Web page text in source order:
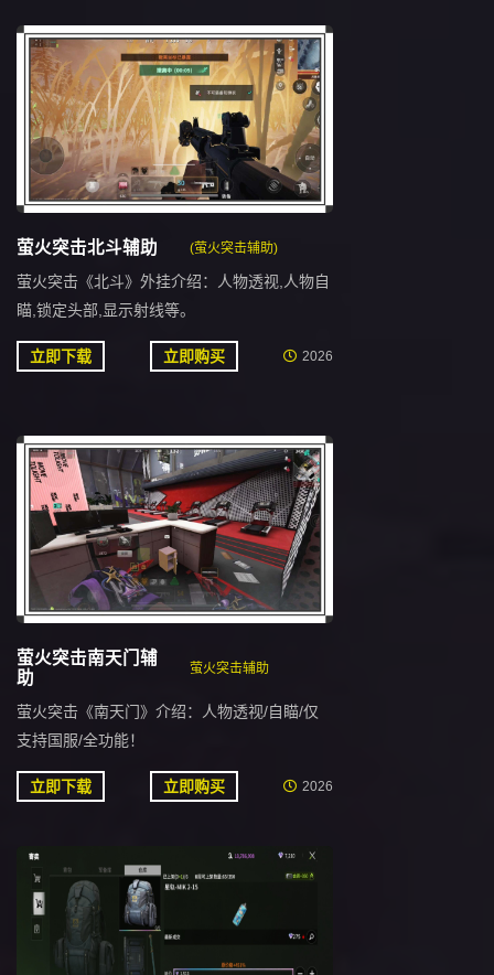
萤火突击北斗辅助 (萤火突击辅助)
萤火突击《北斗》外挂介绍：人物透视,人物自
瞄,锁定头部,显示射线等。
立即下载 立即购买 2026
萤火突击南天门辅
助
萤火突击辅助
萤火突击《南天门》介绍：人物透视/自瞄/仅
支持国服/全功能！
立即下载 立即购买 2026